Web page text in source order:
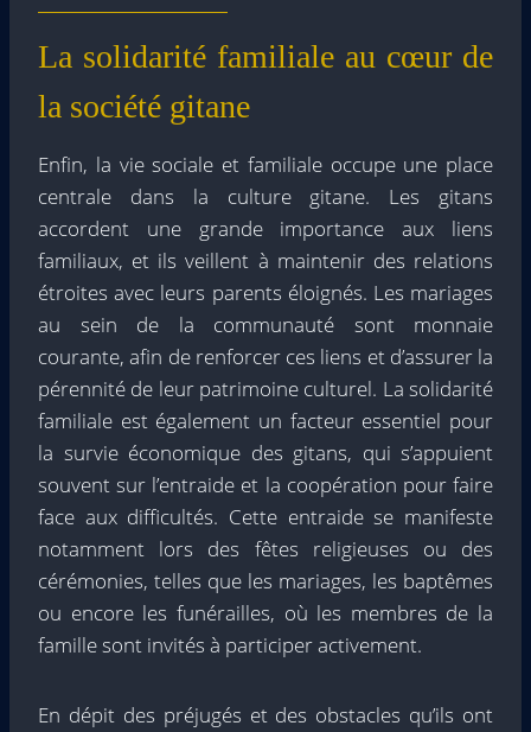
La solidarité familiale au cœur de
la société gitane
Enfin, la vie sociale et familiale occupe une place
centrale dans la culture gitane. Les gitans
accordent une grande importance aux liens
familiaux, et ils veillent à maintenir des relations
étroites avec leurs parents éloignés. Les mariages
au sein de la communauté sont monnaie
courante, afin de renforcer ces liens et d’assurer la
pérennité de leur patrimoine culturel. La solidarité
familiale est également un facteur essentiel pour
la survie économique des gitans, qui s’appuient
souvent sur l’entraide et la coopération pour faire
face aux difficultés. Cette entraide se manifeste
notamment lors des fêtes religieuses ou des
cérémonies, telles que les mariages, les baptêmes
ou encore les funérailles, où les membres de la
famille sont invités à participer activement.
En dépit des préjugés et des obstacles qu’ils ont